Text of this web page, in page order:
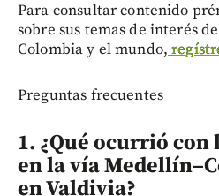
Para consultar contenido
sobre sus temas de interés
Colombia y el mundo,
Preguntas frecuentes
1. ¿Qué ocurrió con
en la vía
en Valdivia?